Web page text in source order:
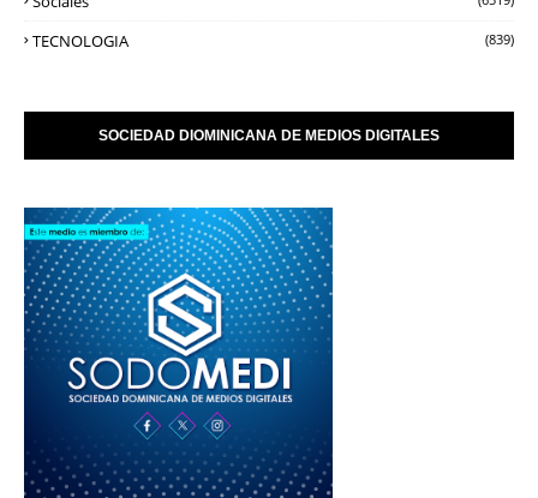
TECNOLOGIA (839)
SOCIEDAD DIOMINICANA DE MEDIOS DIGITALES